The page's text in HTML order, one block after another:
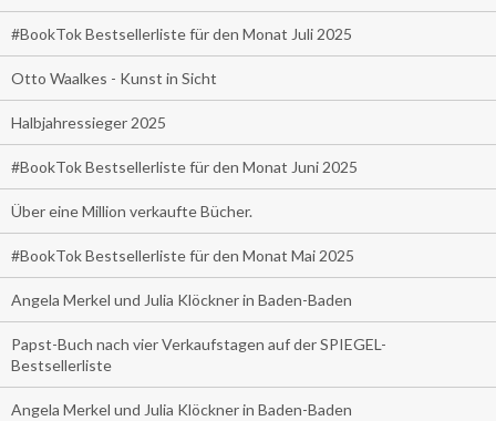
#BookTok Bestsellerliste für den Monat Juli 2025
Otto Waalkes - Kunst in Sicht
Halbjahressieger 2025
#BookTok Bestsellerliste für den Monat Juni 2025
Über eine Million verkaufte Bücher.
#BookTok Bestsellerliste für den Monat Mai 2025
Angela Merkel und Julia Klöckner in Baden-Baden
Papst-Buch nach vier Verkaufstagen auf der SPIEGEL-
Bestsellerliste
Angela Merkel und Julia Klöckner in Baden-Baden